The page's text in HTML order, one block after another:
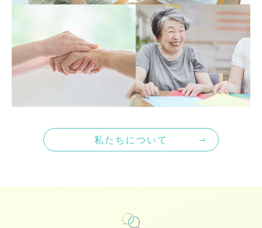
私たちについて